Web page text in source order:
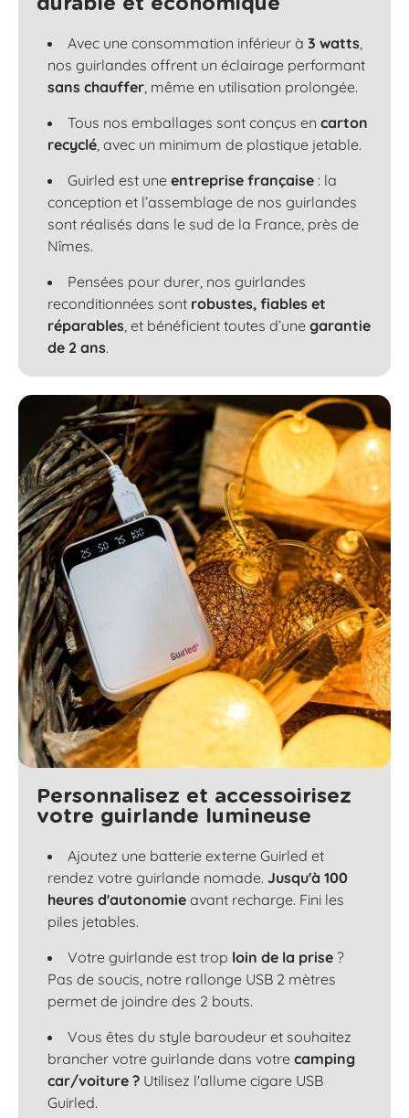
Avec une consommation inférieur à 3 watts
nos guirlandes offrent un éclairage performant
sans chauffer , même en utilisation prolongée.
Tous nos emballages sont conçus en carton
recyclé , avec un minimum de plastique jetable.
Guirled est une entreprise française : la
conception et l’assemblage de nos guirlandes
sont réalisés dans le sud de la France, près de
Nîmes.
Pensées pour durer, nos guirlandes
reconditionnées sont robustes, fiables et
réparables , et bénéficient toutes d’une garantie
de 2 ans.
Personnalisez et accessoirisez
votre guirlande lumineuse
Ajoutez une batterie externe Guirled et
rendez votre guirlande nomade. Jusqu'à 100
heures d'autonomie avant recharge. Fini les
piles jetables.
Votre guirlande est trop loin de la prise ?
Pas de soucis, notre rallonge USB 2 mètres
permet de joindre des 2 bouts.
Vous êtes du style baroudeur et souhaitez
brancher votre guirlande dans votre camping
car/voiture ? Utilisez l'allume cigare USB
Guirled.